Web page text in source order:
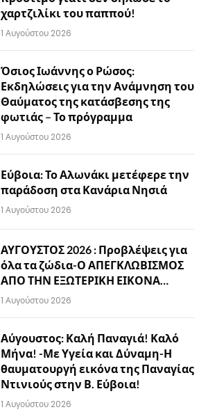
χαρτζιλίκι του παππού!
1 Αυγούστου 2026
Όσιος Ιωάννης ο Ρώσος:
Εκδηλώσεις για την Ανάμνηση του
Θαύματος της κατάσβεσης της
φωτιάς – Το πρόγραμμα
1 Αυγούστου 2026
Εύβοια: Το Αλωνάκι μετέφερε την
παράδοση στα Κανάρια Νησιά
1 Αυγούστου 2026
ΑΥΓΟΥΣΤΟΣ 2026 : Προβλέψεις για
όλα τα ζώδια-Ο ΑΠΕΓΚΛΩΒΙΣΜΟΣ
ΑΠΟ ΤΗΝ ΕΞΩΤΕΡΙΚΗ ΕΙΚΟΝΑ…
1 Αυγούστου 2026
Αύγουστος: Καλή Παναγιά! Καλό
Μήνα! -Με Υγεία και Δύναμη-Η
θαυματουργή εικόνα της Παναγίας
Ντινιούς στην Β. Εύβοια!
1 Αυγούστου 2026